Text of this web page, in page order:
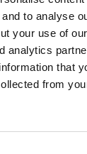
to analyse
your use of
analytics
that
from
stato
per il
di
società
di